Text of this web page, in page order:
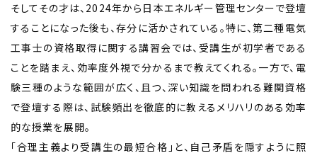
そしてその才は、2024年から日本エネルギー管理センターで登壇
することになった後も、存分に活かされている。特に、第二種電気
工事士の資格取得に関する講習会では、受講生が初学者である
ことを踏まえ、効率度外視で分かるまで教えてくれる。一方で、電
験三種のような範囲が広く、且つ、深い知識を問われる難関資格
で登壇する際は、試験頻出を徹底的に教えるメリハリのある効率
的な授業を展開。
「合理主義より受講生の最短合格」と、自己矛盾を隠すように照